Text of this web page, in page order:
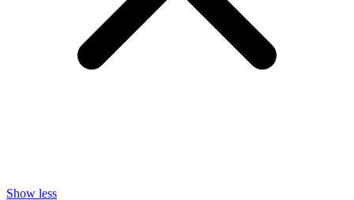
Show less